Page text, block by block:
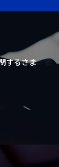
するさま